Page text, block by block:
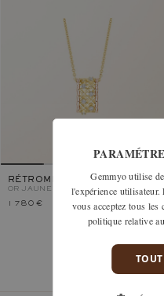
RÉTROMILANO
OR JAUNE ET ROSE, DIAMANT
1 780 €
Vous avez
Gemmyo utilise
l'expérience
vous acceptez tous
politique relative